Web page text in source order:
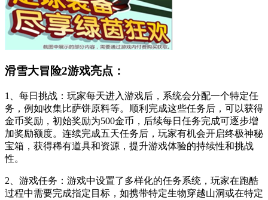
滑雪大冒险2游戏亮点：
1、每日挑战：玩家每天进入游戏后，系统会分配一个特定任
务，例如收集比萨饼原料等。顺利完成这些任务后，可以获得
金币奖励，初始奖励为500金币，后续每日任务完成可逐步增
加奖励额度。连续完成五天任务后，玩家有机会开启终极神秘
宝箱，获得稀有道具和资源，提升游戏体验的持续性和挑战
性。
2、游戏任务：游戏中设置了多样化的任务系统，玩家在跑酷
过程中需要完成指定目标，如携带特定生物穿越山洞或在特定